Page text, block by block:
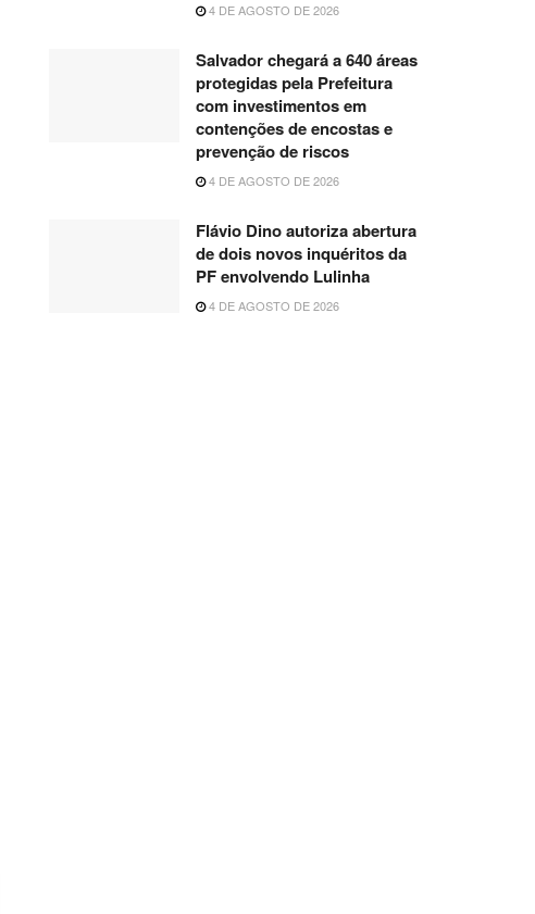
4 DE AGOSTO DE 2026
Salvador chegará a 640 áreas
protegidas pela Prefeitura
com investimentos em
contenções de encostas e
prevenção de riscos
4 DE AGOSTO DE 2026
Flávio Dino autoriza abertura
de dois novos inquéritos da
PF envolvendo Lulinha
4 DE AGOSTO DE 2026